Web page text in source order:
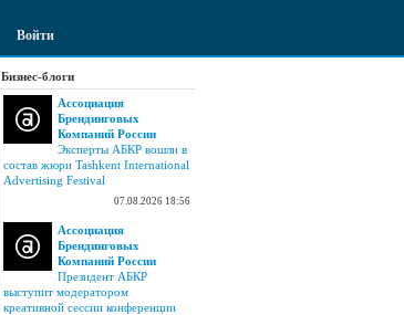
Войти
Бизнес-блоги
Ассоциация
Брендинговых
Компаний России
Эксперты АБКР вошли в
состав жюри Tashkent International
Advertising Festival
07.08.2026 18:56
Ассоциация
Брендинговых
Компаний России
Президент АБКР
выступит модератором
креативной сессии конференции